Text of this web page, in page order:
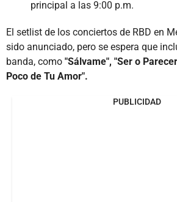
principal a las 9:00 p.m.
El setlist de los conciertos de RBD en
sido anunciado, pero se espera que
banda, como "Sálvame", "Ser o
Poco de Tu Amor".
PUBLICIDAD